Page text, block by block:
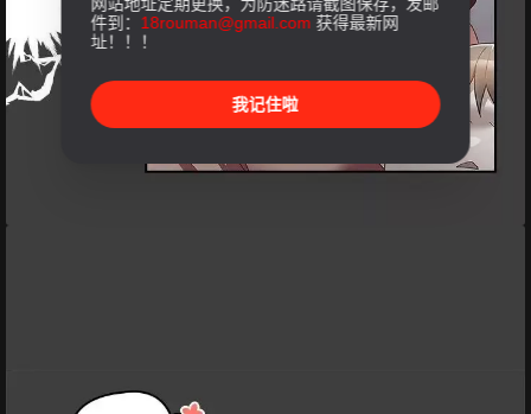
件到： 18rouman@gmail.com 获得最新网
址！！！
我记住啦